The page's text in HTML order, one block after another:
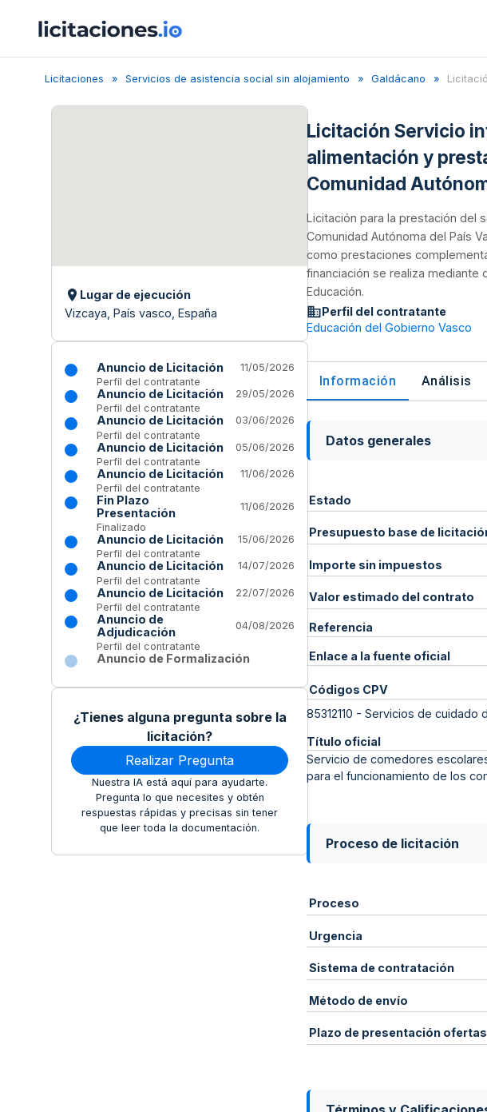
Licitaciones Servicios de asistencia social sin alojamiento Galdácano
Lugar de ejecución
Vizcaya, País vasco, España
Anuncio de Licitación
11/05/2026
Perfil del contratante
Anuncio de Licitación
29/05/2026
Perfil del contratante
Anuncio de Licitación
03/06/2026
Perfil del contratante
Anuncio de Licitación
05/06/2026
Perfil del contratante
Anuncio de Licitación
11/06/2026
Perfil del contratante
Fin Plazo
Presentación
11/06/2026
Finalizado
Anuncio de Licitación
15/06/2026
Perfil del contratante
Anuncio de Licitación
14/07/2026
Perfil del contratante
Anuncio de Licitación
22/07/2026
Perfil del contratante
Anuncio de
Adjudicación
04/08/2026
Perfil del contratante
Anuncio de Formalización
¿Tienes alguna pregunta sobre la
licitación?
Realizar Pregunta
Nuestra IA está aquí para ayudarte.
Pregunta lo que necesites y obtén
respuestas rápidas y precisas sin tener
que leer toda la documentación.
Licitación Servicio
alimentación y
Comunidad
Licitación para la prestación del
Comunidad Autónoma del País
como prestaciones
financiación se realiza
Educación.
Perfil del contratante
Educación del Gobierno Vasco
Información Análisis
Datos generales
Estado
Presupuesto base de
Importe sin impuestos
Valor estimado del contrato
Referencia
Enlace a la fuente oficial
Códigos CPV
85312110 - Servicios de cuidado
Título oficial
Servicio de comedores
para el funcionamiento de los
Proceso de licitación
Proceso
Urgencia
Sistema de contratación
Método de envío
Plazo de presentación ofertas